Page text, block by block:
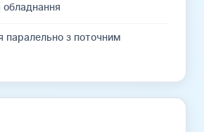
обладнання
паралельно з поточним